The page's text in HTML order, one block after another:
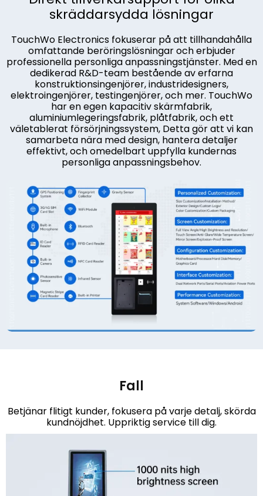
skräddarsydda lösningar
TouchWo Electronics fokuserar på att tillhandahålla
omfattande beröringslösningar och erbjuder
professionella personliga anpassningstjänster. Med en
dedikerad R&D-team bestående av erfarna
konstruktionsingenjörer, industridesigners,
elektroingenjörer, testingenjörer, och mer. TouchWo
har en egen kapacitiv skärmfabrik,
aluminiumlegeringsfabrik, plåtfabrik, och ett
väletablerat försörjningssystem, Detta gör att vi kan
samarbeta nära med design, hantera detaljer
effektivt, och omedelbart uppfylla kundernas
personliga anpassningsbehov.
Fall
Betjänar flitigt kunder, fokusera på varje detalj, skörda
kundnöjdhet. Uppriktig service till dig.